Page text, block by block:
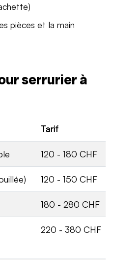
pièces et la main
serrurier à
Tarif
120 - 180 CHF
120 - 150 CHF
180 - 280 CHF
220 - 380 CHF